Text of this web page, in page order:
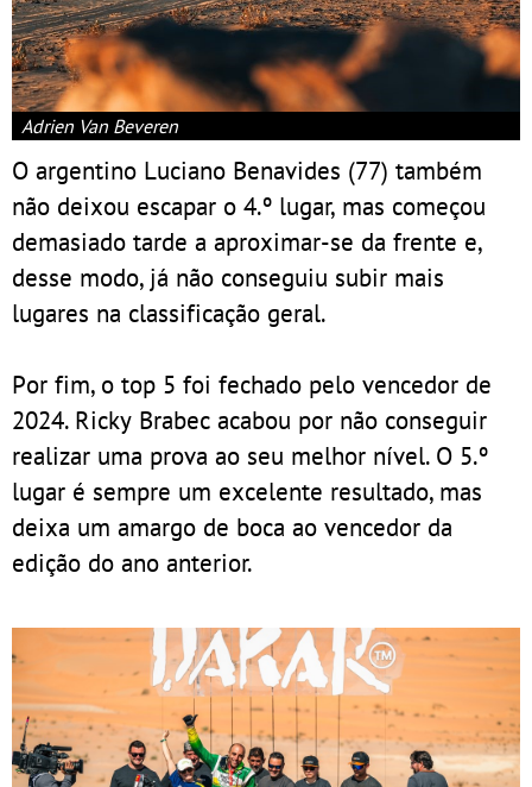
Adrien Van Beveren
O argentino Luciano Benavides (77) também
não deixou escapar o 4.º lugar, mas começou
demasiado tarde a aproximar-se da frente e,
desse modo, já não conseguiu subir mais
lugares na classificação geral.
Por fim, o top 5 foi fechado pelo vencedor de
2024. Ricky Brabec acabou por não conseguir
realizar uma prova ao seu melhor nível. O 5.º
lugar é sempre um excelente resultado, mas
deixa um amargo de boca ao vencedor da
edição do ano anterior.